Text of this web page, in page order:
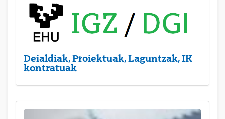
Deialdiak, Proiektuak, Laguntzak, IK
kontratuak